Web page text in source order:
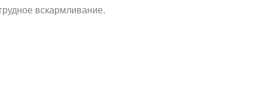
вскармливание.